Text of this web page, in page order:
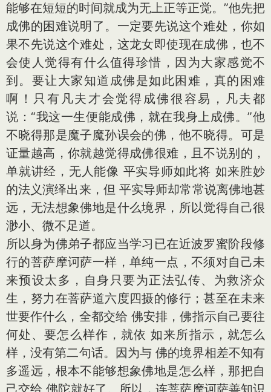
能够在短短的时间就成为无上正等正觉。”他先把
成佛的困难说明了。一定要先说这个难处，你如
果不先说这个难处，这龙女即使现在成佛，也不
会使人觉得有什么值得珍惜，因为大家感觉不
到。要让大家知道成佛是如此困难，真的困难
啊！只有凡夫才会觉得成佛很容易，凡夫都
说：“我这一生便能成佛，就在我身上成佛。”他
不晓得那是魔子魔孙误会的佛，他不晓得。可是
证量越高，你就越觉得成佛很难，且不说别的，
单就讲经，无人能像 平实导师如此将 如来胜妙
的法义演绎出来，但 平实导师却常常说离佛地甚
远，无法想象佛地是什么境界，所以觉得自己很
渺小、微不足道。
所以身为佛弟子都应当学习已在近波罗蜜阶段修
行的菩萨摩诃萨一样，单纯一点，不须对自己未
来预设太多，自身只要为正法弘传、为救济众
生，努力在菩萨道六度四摄的修行；甚至在未来
世要作什么，全都交给 佛安排，佛指示自己要往
何处、要怎么样作，就依 如来所指示，就怎么
样，没有第二句话。因为与 佛的境界相差不知有
多遥远，根本不能够想象佛地是怎么样，那把自
己交给 佛陀就好了。所以，连菩萨摩诃萨善知识